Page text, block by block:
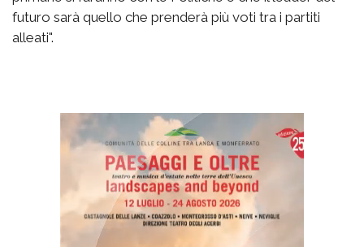
futuro sarà quello che prenderà più voti tra i partiti
alleati".